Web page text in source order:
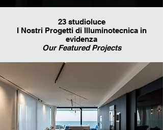
23 studioluce
I Nostri Progetti di Illuminotecnica in
evidenza
Our Featured Projects